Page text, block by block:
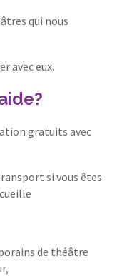
qui nous
avec eux.
gratuits avec
si vous êtes
de théâtre